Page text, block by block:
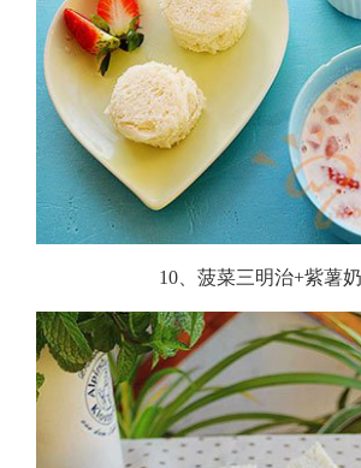
10、菠菜三明治+紫薯